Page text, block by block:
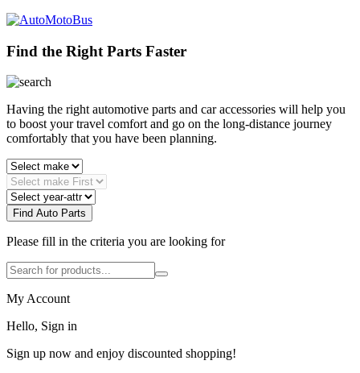
Find the Right Parts Faster
Having the right automotive parts and car accessories will help you
to boost your travel comfort and go on the long-distance journey
comfortably that you have been planning.
Find Auto Parts
Please fill in the criteria you are looking for
My Account
Hello, Sign in
Sign up now and enjoy discounted shopping!